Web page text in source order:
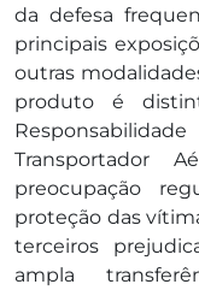
da defesa
principais
outras
produto é
Transportador
preocupação
proteção das
terceiros
ampla